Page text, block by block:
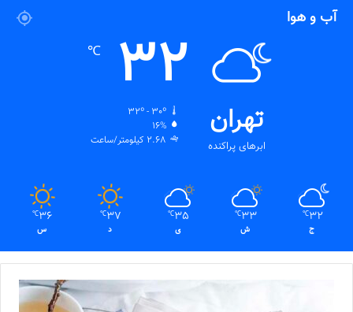
آب و هوا
تهران
ابرهای پراکنده
32
℃
32º - 30º
16%
2.68 کیلومتر/ساعت
32
℃
ج
33
℃
ش
35
℃
ی
37
℃
د
36
℃
س